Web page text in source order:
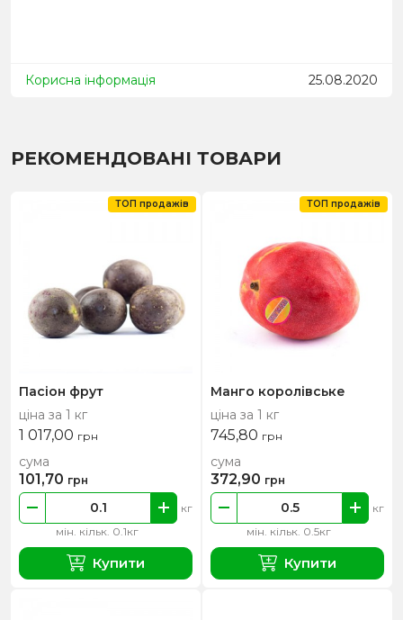
Корисна інформація 25.08.2020
РЕКОМЕНДОВАНІ ТОВАРИ
Пасіон фрут
ціна за 1 кг
1 017,00 грн
мін. кільк. 0.1кг
кг
сума
101,70 грн
Купити
ТОП продажів
Манго королівське
ціна за 1 кг
745,80 грн
мін. кільк. 0.5кг
кг
сума
372,90 грн
Купити
ТОП продажів